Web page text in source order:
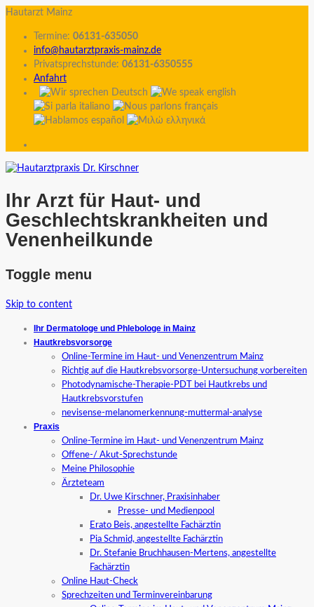
Hautarzt Mainz
Termine: 06131-635050
info@hautarztpraxis-mainz.de
Privatsprechstunde: 06131-6350555
Anfahrt
Ihr Arzt für Haut- und
Geschlechtskrankheiten und
Venenheilkunde
Toggle menu
Skip to content
Ihr Dermatologe und Phlebologe in Mainz
Hautkrebsvorsorge
Online-Termine im Haut- und Venenzentrum Mainz
Richtig auf die Hautkrebsvorsorge-Untersuchung vorbereiten
Photodynamische-Therapie-PDT bei Hautkrebs und
Hautkrebsvorstufen
nevisense-melanomerkennung-muttermal-analyse
Praxis
Online-Termine im Haut- und Venenzentrum Mainz
Offene-/ Akut-Sprechstunde
Meine Philosophie
Ärzteteam
Dr. Uwe Kirschner, Praxisinhaber
Presse- und Medienpool
Erato Beis, angestellte Fachärztin
Pia Schmid, angestellte Fachärztin
Dr. Stefanie Bruchhausen-Mertens, angestellte
Fachärztin
Online Haut-Check
Sprechzeiten und Terminvereinbarung